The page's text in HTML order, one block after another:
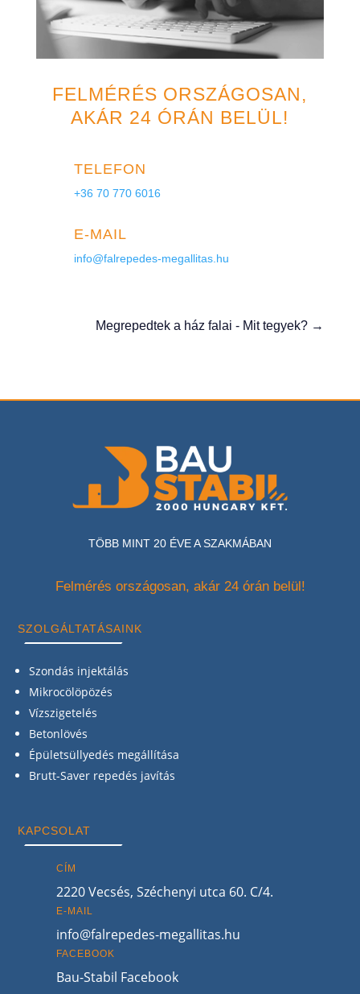
FELMÉRÉS ORSZÁGOSAN,
AKÁR 24 ÓRÁN BELÜL!
TELEFON
+36 70 770 6016
E-MAIL
info@falrepedes-megallitas.hu
Megrepedtek a ház falai - Mit tegyek? →
TÖBB MINT 20 ÉVE A SZAKMÁBAN
Felmérés országosan, akár 24 órán belül!
SZOLGÁLTATÁSAINK
Szondás injektálás
Mikrocölöpözés
Vízszigetelés
Betonlövés
Épületsüllyedés megállítása
Brutt-Saver repedés javítás
KAPCSOLAT
CÍM
2220 Vecsés, Széchenyi utca 60. C/4.
E-MAIL
info@falrepedes-megallitas.hu
FACEBOOK
Bau-Stabil Facebook